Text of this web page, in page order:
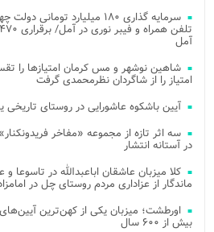
سرمایه گذاری ۱۸۰ میلیارد
آمل
شاهین نوشهر و مس کرمان امتیازها را
امتیاز را از شاگردان نظرمحمدی گرفت
آیین باشکوه عاشورایی در روستای
سه اثر تازه از مجموعه «مفاخر
در آستانه انتشار
کلا میزبان عاشقان اباعبدالله در
ماندگار از عزاداری مردم روستای چل در
اورطشت؛ میزبان یکی از کهن‌ترین
بیش از ۶۰۰ سال